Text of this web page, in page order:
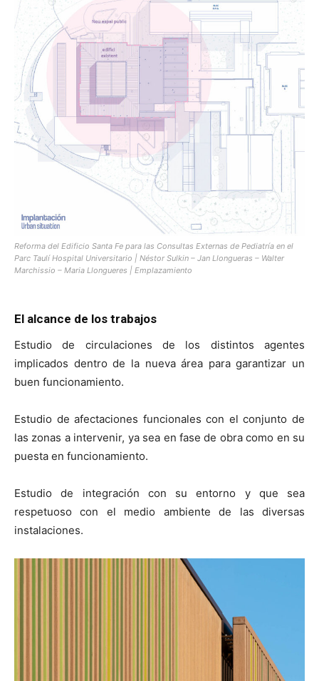
Reforma del Edificio Santa Fe para las Consultas Externas de Pediatría en el
Parc Taulí Hospital Universitario | Néstor Sulkin – Jan Llongueras – Walter
Marchissio – Maria Llongueres | Emplazamiento
El alcance de los trabajos
Estudio de circulaciones de los distintos agentes
implicados dentro de la nueva área para garantizar un
buen funcionamiento.
Estudio de afectaciones funcionales con el conjunto de
las zonas a intervenir, ya sea en fase de obra como en su
puesta en funcionamiento.
Estudio de integración con su entorno y que sea
respetuoso con el medio ambiente de las diversas
instalaciones.